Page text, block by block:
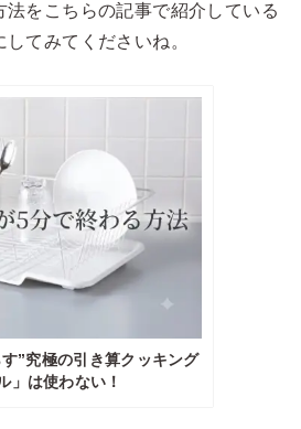
をこちらの記事で紹介している
てみてくださいね。
”究極の引き算クッキング
」は使わない！